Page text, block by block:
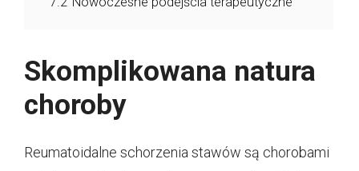
Skomplikowana natura
choroby
Reumatoidalne schorzenia stawów są chorobami